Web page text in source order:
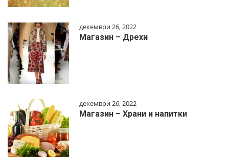
декември 26, 2022
Магазин – Дрехи
декември 26, 2022
Магазин – Храни и напитки